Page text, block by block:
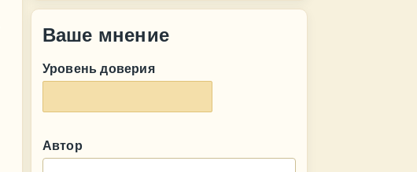
Ваше мнение
Уровень доверия
Автор